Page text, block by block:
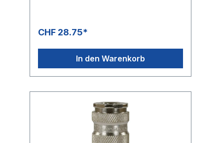
CHF 28.75*
In den Warenkorb